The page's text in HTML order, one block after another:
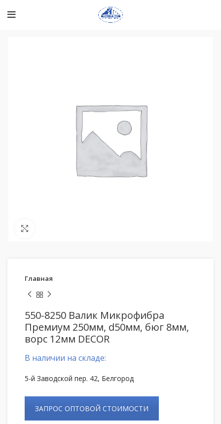
Главная
550-8250 Валик Микрофибра
Премиум 250мм, d50мм, бюг 8мм,
ворс 12мм DECOR
В наличии на складе:
5-й Заводской пер. 42, Белгород
ЗАПРОС ОПТОВОЙ СТОИМОСТИ